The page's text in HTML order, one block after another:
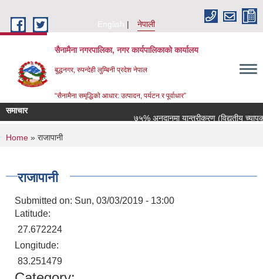
English
नेपाली
सैनामैना नगरपालिका, नगर कार्यपालिकाको कार्यालय
बुद्धनगर, रुपन्देही लुम्बिनी प्रदेश नेपाल
“सैनामैना समृद्धिको आधार: उत्पादन, पर्यटन र पूर्वाधार”
समाचार
७५% अनुदानमा यान्त्रीकरण (विद्युतीय
You are here
Home » राजापानी
राजापानी
Submitted on: Sun, 03/03/2019 - 13:00
Latitude:
27.672224
Longitude:
83.251479